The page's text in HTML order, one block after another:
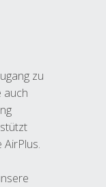
zu
auch